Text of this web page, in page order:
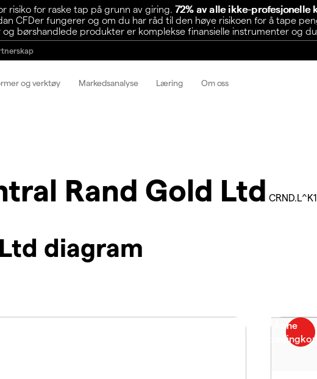
risiko for raske tap på grunn av giring.72% av alle ikke-profesjonelle
CFDer fungerer og om du har råd til den høye risikoen for å tape
børshandlede produkter er komplekse finansielle instrumenter og
og verktøy Markedsanalyse Læring Om oss
Rand Gold Ltd
diagram